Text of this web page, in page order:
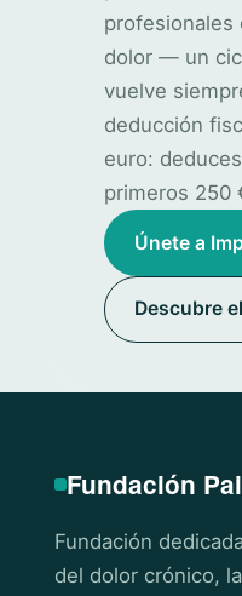
profesionales
dolor — un
vuelve
deducción
euro:
primeros 250
Únete a
Descubre
Fundación
Fundación
del dolor crónico,